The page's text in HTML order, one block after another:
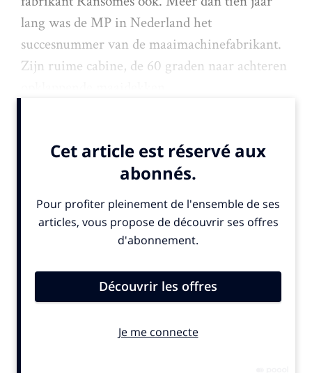
lang was de MP in Nederland het
succesnummer van de maaimachinefabrikant.
Zijn ruime cabine, de 60 graden naar achteren